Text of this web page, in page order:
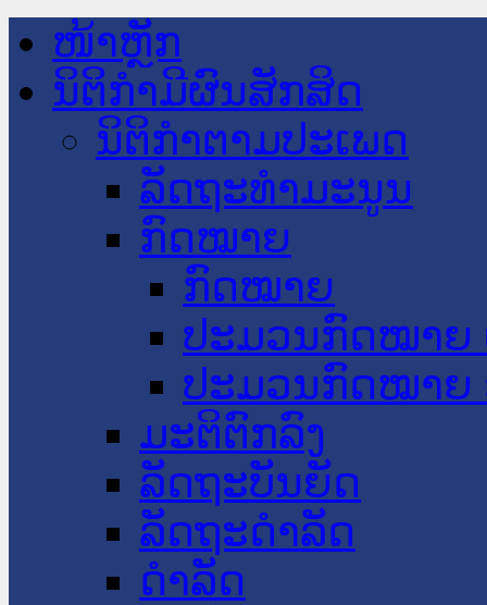
ໜ້າຫຼັກ
ນິຕິກໍາມີຜົນສັກສິດ
ນິຕິກໍາຕາມປະເພດ
ລັດຖະທໍາມະນູນ
ກົດໝາຍ
ກົດໝາຍ
ປະມວນກົດໝາຍ
ປະມວນກົດໝາຍ
ມະຕິຕົກລົງ
ລັດຖະບັນຍັດ
ລັດຖະດໍາລັດ
ດໍາລັດ